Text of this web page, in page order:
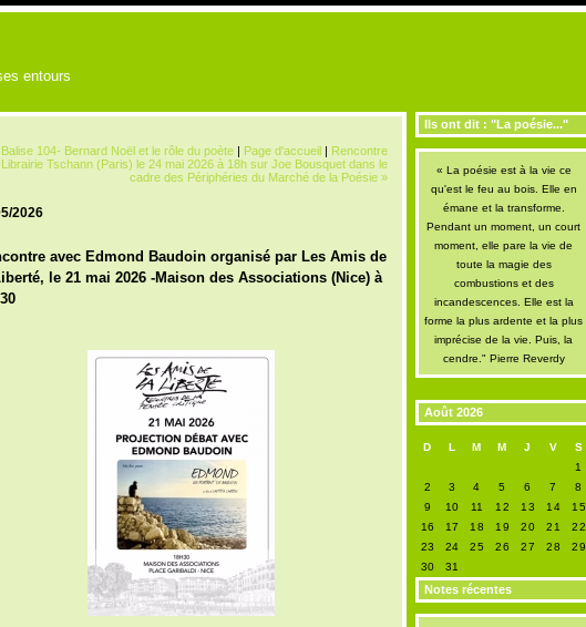
entours
Ils ont dit : "La poésie..."
« La poésie est à la vie ce
qu'est le feu au bois. Elle en
émane et la transforme.
Pendant un moment, un court
moment, elle pare la vie de
toute la magie des
combustions et des
incandescences. Elle est la
forme la plus ardente et la plus
imprécise de la vie. Puis, la
cendre." Pierre Reverdy
Août 2026
D L M M J V
S
1
2
3 4 5 6 7
8
9
10 11 12 13 14
15
16
17 18 19 20 21
22
23
24 25 26 27 28
29
30
31
Notes récentes
104- Bernard Noël et le rôle du poète| Page d'accueil| Rencontre
Librairie Tschann (Paris) le 24 mai 2026 à 18h sur Joe Bousquet dans le
cadre des Périphéries du Marché de la Poésie »
2026
avec Edmond Baudoin organisé par Les Amis de
le 21 mai 2026 -Maison des Associations (Nice) à